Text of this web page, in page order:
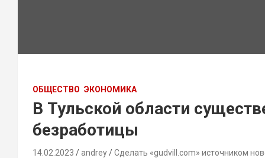
ОБЩЕСТВО ЭКОНОМИКА
В Тульской области
безработицы
14.02.2023 andrey Сделать «gudvill.com» источником